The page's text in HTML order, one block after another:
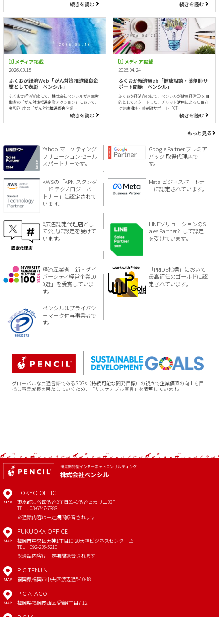
続きを読む 続きを読む
メディア掲載
2026.05.18
ふくおか経済Web「がん対策推進優良企
業として表彰 ペンシル」
ふくおか経済Webにて、株式会社ペンシルが厚生労
働省の「がん対策推進企業アクション」において、
令和7年度の「がん対策推進優良企業…
続きを読む
メディア掲載
2026.04.24
ふくおか経済Web「健康相談・薬剤師サ
ポート開始 ペンシル」
ふくおか経済Webにて、ペンシルが健康経営DXを目
的としてスタートした、チャット活用による社員向
け健康相談・薬剤師サポート「OT…
続きを読む
もっと見る
Yahoo!マーケティング
ソリューション セール
スパートナーです。
Google Partner プレミア
バッジ 取得代理店で
す。
AWSの「APN スタンダ
ード テクノロジーパー
トナー」に認定されて
います。
Meta ビジネスパートナ
ーに認定されています。
X広告認定代理店とし
て公式に認定を受けて
います。
LINEソリューションのS
ales Partnerとして認定
を受けています。
経済産業省「新・ダイ
バーシティ経営企業10
0選」を受賞していま
す。
「PRIDE指標」において
最高評価のゴールドに認
定されています。
ペンシルはプライバシ
ーマーク付与事業者で
す。
グローバルな共通言語であるSDGs（持続可能な開発目標）の視点で企業価値の向上を目
指し事業成長を果たしていくため、「サステナブル宣言」を表明しています。
MAP
TOKYO OFFICE
東京都渋谷区渋谷2丁目21−1渋谷ヒカリエ33F
TEL：03-6747-7888
※通話内容は一定期間録音されます
MAP
FUKUOKA OFFICE
福岡市中央区天神1丁目10-20天神ビジネスセンター15Ｆ
TEL：092-235-5210
※通話内容は一定期間録音されます
MAP
PIC TENJIN
福岡県福岡市中央区渡辺通5-10-18
MAP
PIC ATAGO
福岡県福岡市西区愛宕4丁目7-12